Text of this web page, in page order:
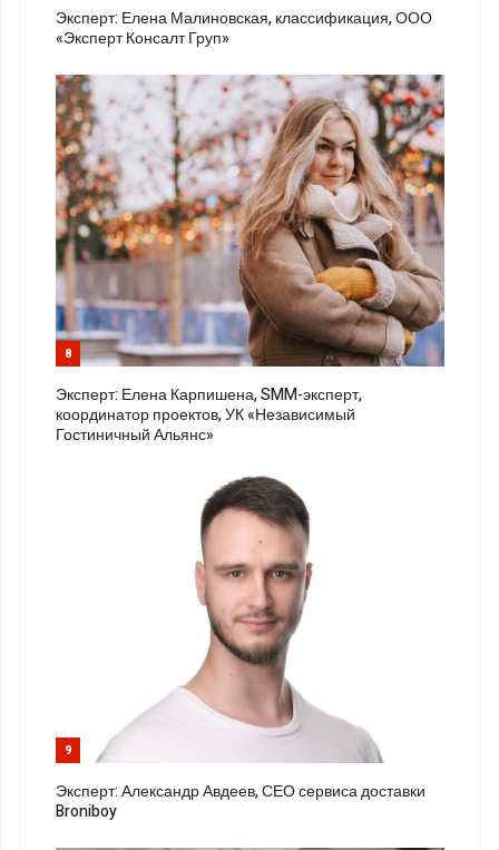
Эксперт: Елена Малиновская, классификация, ООО
«Эксперт Консалт Груп»
8
Эксперт: Елена Карпишена, SMM-эксперт,
координатор проектов, УК «Независимый
Гостиничный Альянс»
9
Эксперт: Александр Авдеев, СЕО сервиса доставки
Broniboy